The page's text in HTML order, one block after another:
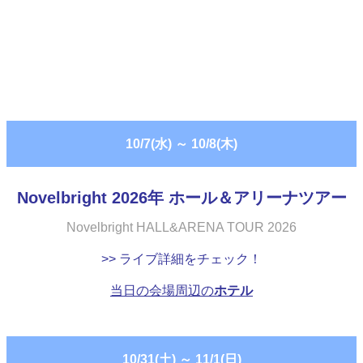
10/7(水) ～ 10/8(木)
Novelbright 2026年 ホール＆アリーナツアー
Novelbright HALL&ARENA TOUR 2026
>> ライブ詳細をチェック！
当日の会場周辺のホテル
10/31(土)～ 11/1(日)